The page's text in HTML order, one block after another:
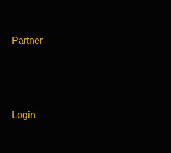
Partner
Login